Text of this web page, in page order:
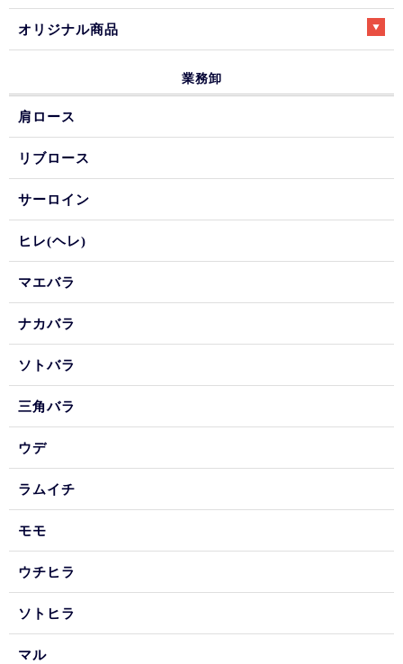
オリジナル商品
業務卸
肩ロース
リブロース
サーロイン
ヒレ(ヘレ)
マエバラ
ナカバラ
ソトバラ
三角バラ
ウデ
ラムイチ
モモ
ウチヒラ
ソトヒラ
マル